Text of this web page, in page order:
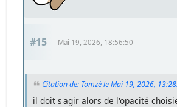
#15 Mai 19, 2026, 18:56:50
Citation de: Tomzé le Mai 19, 2026,
il doit s'agir alors de l'opacité